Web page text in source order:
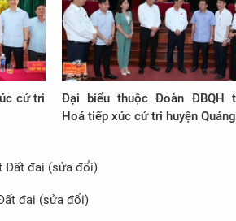
cử tri
Đại biểu thuộc Đoàn ĐBQH
Hoá tiếp xúc cử tri huyện
Đất đai (sửa đổi)
đai (sửa đổi)